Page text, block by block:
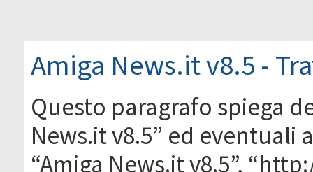
Amiga News.it v8.5 -
Questo paragrafo spiega
News.it v8.5” ed eventuali
“Amiga News.it v8.5”,